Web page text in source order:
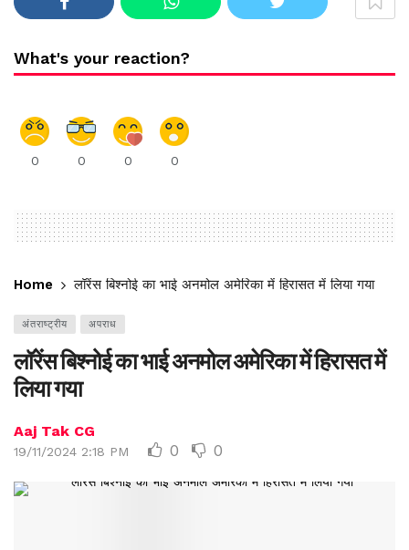
What's your reaction?
0 0 0 0
Home लॉरेंस बिश्नोई का भाई अनमोल अमेरिका में हिरासत में लिया गया
अंतराष्ट्रीय अपराध
लॉरेंस बिश्नोई का भाई अनमोल अमेरिका में हिरासत में
लिया गया
Aaj Tak CG
19/11/2024 2:18 PM 0 0